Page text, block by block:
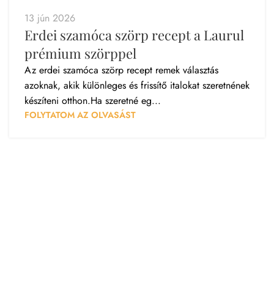
13 jún 2026
Erdei szamóca szörp recept a Laurul
prémium szörppel
Az erdei szamóca szörp recept remek választás
azoknak, akik különleges és frissítő italokat szeretnének
készíteni otthon.Ha szeretné eg...
FOLYTATOM AZ OLVASÁST